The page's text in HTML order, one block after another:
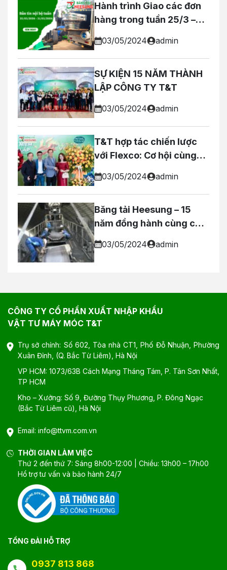
Hành trình Giao các đơn
hàng trong tuần 25/3 –
03/05/2024 admin
SỰ KIỆN 15 NĂM THÀNH
LẬP CÔNG TY T&T
03/05/2024 admin
T&T hợp tác chiến lược
với Flexco: Cơ hội cùng
03/05/2024 admin
Băng tải Heesung – 15
năm đồng hành cùng các
03/05/2024 admin
CÔNG TY CỔ PHẦN XUẤT NHẬP KHẨU
VẬT TƯ MÁY MÓC T&T
Trụ sở chính: Số 602, Tòa nhà CT1, Phố Đỗ Nhuận, Phường
Xuân Đỉnh, (Q. Bắc Từ Liêm), Hà Nội
VP HCM: 1073/63B Cách Mạng Tháng Tám, P. Tân Sơn Nhất,
TP HCM
Kho – Xưởng: Số 9, Đường Thụy Phương, P. Đông Ngạc
(Bắc Từ Liêm cũ), Hà Nội
Email: info@ttvm.com.vn
THỜI GIAN LÀM VIỆC
Thứ 2 đến thứ 7: Sáng 8h00-12:00 | Chiều: 13h00 – 17h00
Hổ trợ tư vấn và bảo hành 24/7
TỔNG ĐÀI HỖ TRỢ
0937 813 868